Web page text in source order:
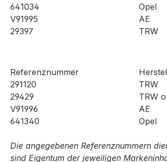
641034
Opel
V91995
AE
29397
TRW
Referenznummer
291120
TRW
29429
TRW
V91996
AE
641340
Opel
Die angegebenen Referenznummern
sind Eigentum der jeweiligen